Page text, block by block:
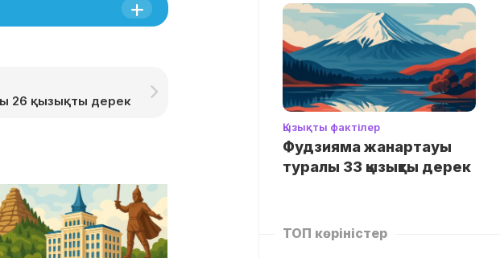
26 қызықты дерек
Қызықты фактілер
Фудзияма жанартауы
туралы 33 қызықты дерек
ТОП көріністер